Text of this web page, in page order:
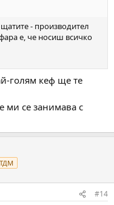
- производител
е, че носиш всичко
голям кеф ще те
ми се занимава с
#14